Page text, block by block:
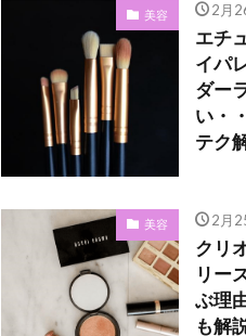
美容 2月
エチ
イパ
ダー
い・
テク
美容 2月
クリ
リー
ぶ理
も解